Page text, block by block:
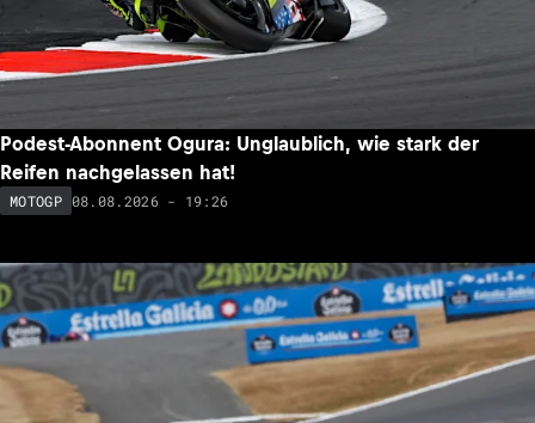
Podest-Abonnent Ogura: Unglaublich, wie stark der
Reifen nachgelassen hat!
MOTOGP 08.08.2026 - 19:26